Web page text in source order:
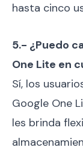
hasta cinco
5.- ¿Puedo
One Lite en
Sí, los
Google One
les brinda